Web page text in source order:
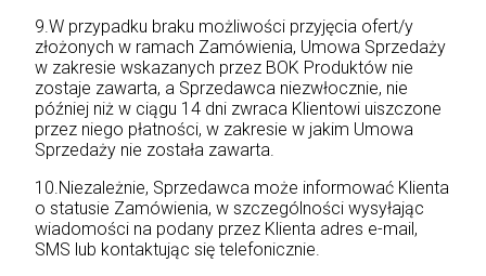
9.W przypadku braku możliwości przyjęcia ofert/y
złożonych w ramach Zamówienia, Umowa Sprzedaży
w zakresie wskazanych przez BOK Produktów nie
zostaje zawarta, a Sprzedawca niezwłocznie, nie
później niż w ciągu 14 dni zwraca Klientowi uiszczone
przez niego płatności, w zakresie w jakim Umowa
Sprzedaży nie została zawarta.
10.Niezależnie, Sprzedawca może informować Klienta
o statusie Zamówienia, w szczególności wysyłając
wiadomości na podany przez Klienta adres e-mail,
SMS lub kontaktując się telefonicznie.